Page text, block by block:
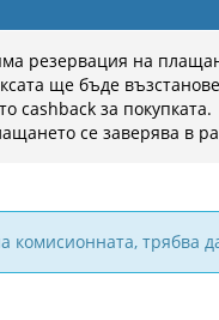
резервация на
ще бъде
cashback за покупката.
се заверява в
комисионната, трябва